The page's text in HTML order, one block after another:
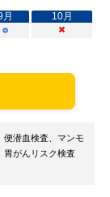
月 10月
○ ×
便潜血検査、マンモ
胃がんリスク検査